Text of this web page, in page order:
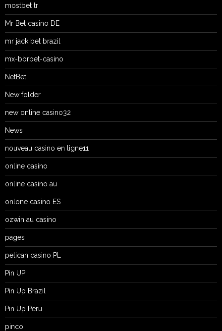
mostbet tr
Mr Bet casino DE
mr jack bet brazil
mx-bbrbet-casino
NetBet
New folder
new online casino32
News
nouveau casino en ligne11
online casino
online casino au
onlone casino ES
ozwin au casino
pages
pelican casino PL
Pin UP
Pin Up Brazil
Pin Up Peru
pinco